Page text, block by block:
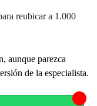
reubicar a 1.000
aunque parezca
de la especialista.